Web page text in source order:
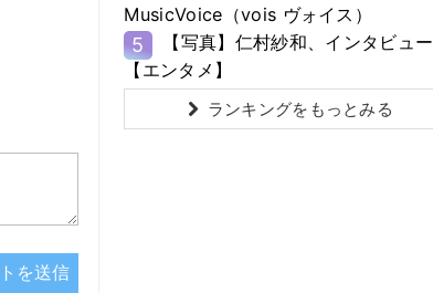
MusicVoice（vois ヴォイス）
5
【写真】仁村紗和、インタビュー
【エンタメ】
ランキングをもっとみる